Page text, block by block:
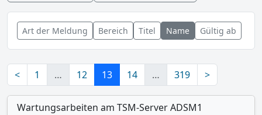
Art der Meldung Bereich Titel Name Gültig ab
< 1 … 12 13 14 … 319 >
Wartungsarbeiten am TSM-Server ADSM1